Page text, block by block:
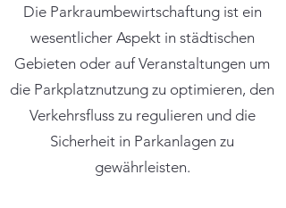
Die Parkraumbewirtschaftung ist ein
wesentlicher Aspekt in städtischen
Gebieten oder auf Veranstaltungen um
die Parkplatznutzung zu optimieren, den
Verkehrsfluss zu regulieren und die
Sicherheit in Parkanlagen zu
gewährleisten.